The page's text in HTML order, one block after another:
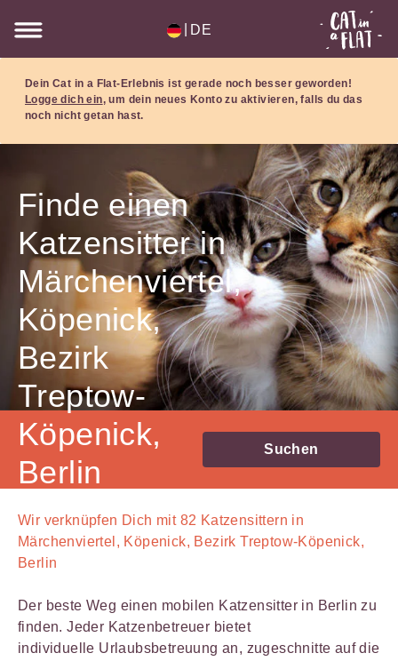
DE
Dein Cat in a Flat-Erlebnis ist gerade noch besser geworden!
Logge dich ein, um dein neues Konto zu aktivieren, falls du das
noch nicht getan hast.
Finde einen
Katzensitter in
Märchenviertel,
Köpenick,
Bezirk
Treptow-
Köpenick,
Berlin
Suchen
Wir verknüpfen Dich mit 82 Katzensittern in
Märchenviertel, Köpenick, Bezirk Treptow-Köpenick,
Berlin
Der beste Weg einen mobilen Katzensitter in Berlin zu
finden. Jeder Katzenbetreuer bietet
individuelle Urlaubsbetreuung an, zugeschnitte auf die